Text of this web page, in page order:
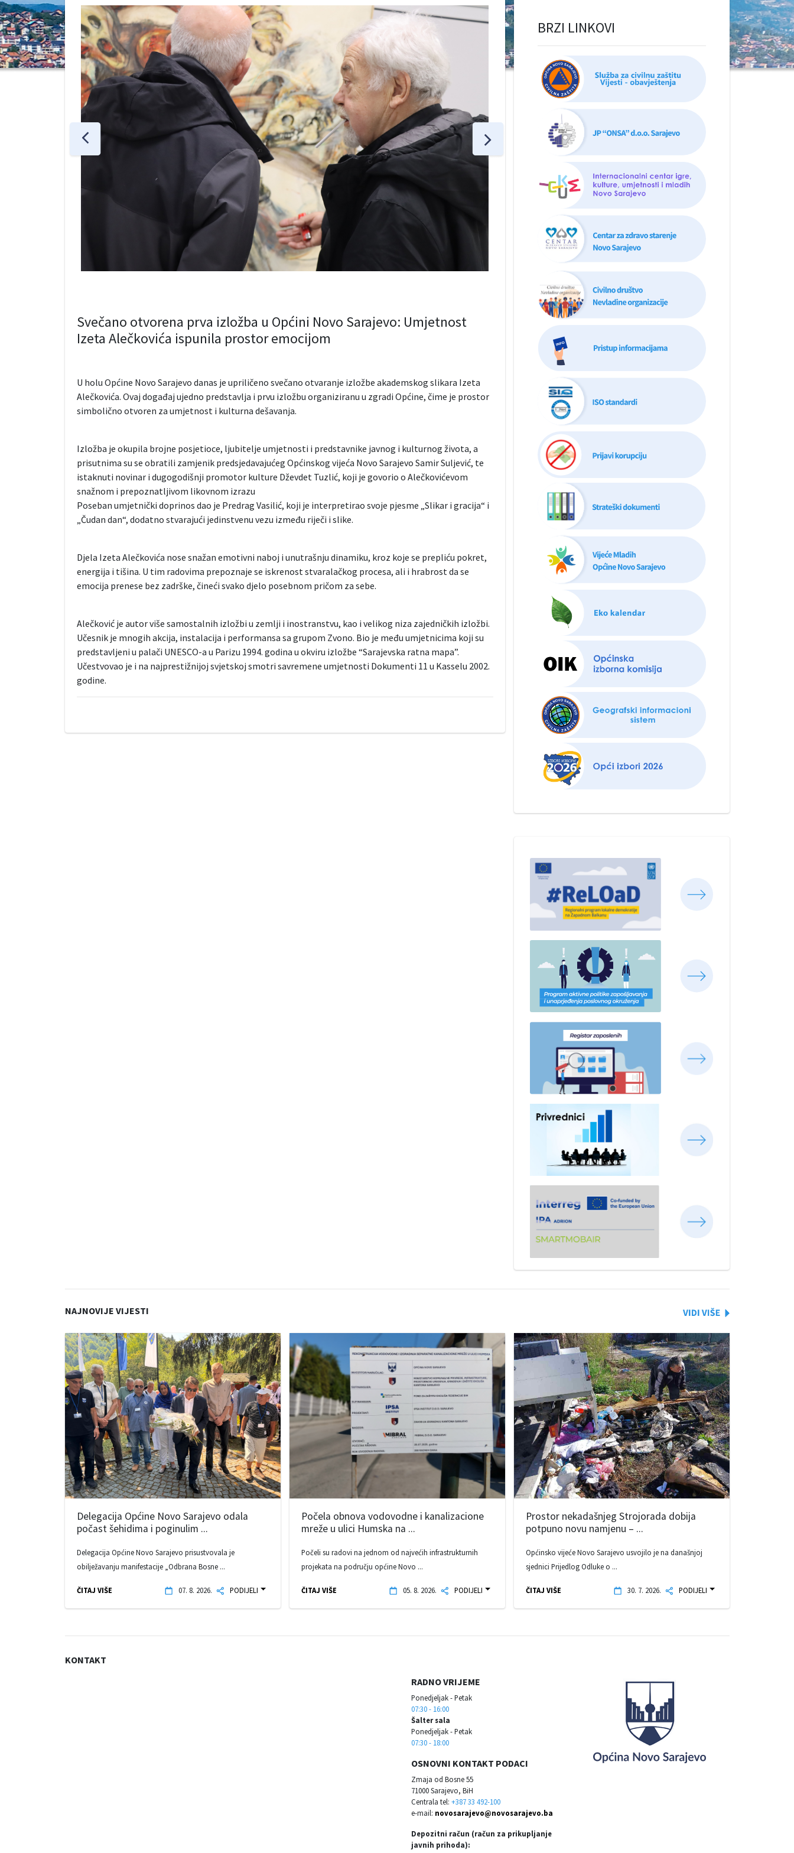
Svečano otvorena prva izložba u Općini Novo Sarajevo: Umjetnost
Izeta Alečkovića ispunila prostor emocijom
U holu Općine Novo Sarajevo danas je upriličeno svečano otvaranje izložbe akademskog slikara Izeta
Alečkovića. Ovaj događaj ujedno predstavlja i prvu izložbu organiziranu u zgradi Općine, čime je prostor
simbolično otvoren za umjetnost i kulturna dešavanja.
Izložba je okupila brojne posjetioce, ljubitelje umjetnosti i predstavnike javnog i kulturnog života, a
prisutnima su se obratili zamjenik predsjedavajućeg Općinskog vijeća Novo Sarajevo Samir Suljević, te
istaknuti novinar i dugogodišnji promotor kulture Dževdet Tuzlić, koji je govorio o Alečkovićevom
snažnom i prepoznatljivom likovnom izrazu
Poseban umjetnički doprinos dao je Predrag Vasilić, koji je interpretirao svoje pjesme „Slikar i gracija“ i
„Čudan dan“, dodatno stvarajući jedinstvenu vezu između riječi i slike.
Djela Izeta Alečkovića nose snažan emotivni naboj i unutrašnju dinamiku, kroz koje se prepliću pokret,
energija i tišina. U tim radovima prepoznaje se iskrenost stvaralačkog procesa, ali i hrabrost da se
emocija prenese bez zadrške, čineći svako djelo posebnom pričom za sebe.
Alečković je autor više samostalnih izložbi u zemlji i inostranstvu, kao i velikog niza zajedničkih izložbi.
Učesnik je mnogih akcija, instalacija i performansa sa grupom Zvono. Bio je među umjetnicima koji su
predstavljeni u palači UNESCO-a u Parizu 1994. godina u okviru izložbe “Sarajevska ratna mapa”.
Učestvovao je i na najprestižnijoj svjetskoj smotri savremene umjetnosti Dokumenti 11 u Kasselu 2002.
godine.
BRZI LINKOVI
NAJNOVIJE VIJESTI
Delegacija Općine Novo Sarajevo odala
počast šehidima i poginulim ...
Delegacija Općine Novo Sarajevo prisustvovala je
obilježavanju manifestacije „Odbrana Bosne ...
ČITAJ VIŠE 07. 8. 2026. PODIJELI
Počela obnova vodovodne i kanalizacione
mreže u ulici Humska na ...
Počeli su radovi na jednom od najvećih infrastrukturnih
projekata na području općine Novo ...
ČITAJ VIŠE 05. 8. 2026. PODIJELI
Prostor nekadašnjeg Strojorada dobija
potpuno novu namjenu – ...
Općinsko vijeće Novo Sarajevo usvojilo je na današnjoj
sjednici Prijedlog Odluke o ...
ČITAJ VIŠE 30. 7. 2026. PODIJELI
KONTAKT
RADNO VRIJEME
Ponedjeljak - Petak
07:30 - 16:00
Šalter sala
Ponedjeljak - Petak
07:30 - 18:00
OSNOVNI KONTAKT PODACI
Zmaja od Bosne 55
71000 Sarajevo, BiH
Centrala tel: +387 33 492-100
e-mail: novosarajevo@novosarajevo.ba
Depozitni račun (račun za prikupljanje
javnih prihoda):